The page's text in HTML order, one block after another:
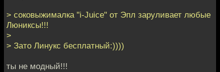
> соковыжималка "i-Juice" от Эпл заруливает любые
Люниксы!!!
>
> Зато Линукс бесплатный:))))
ты не модный!!!